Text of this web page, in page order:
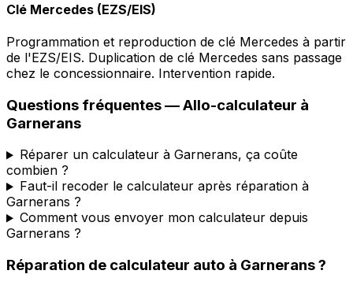
Clé Mercedes (EZS/EIS)
Programmation et reproduction de clé Mercedes à partir
de l'EZS/EIS. Duplication de clé Mercedes sans passage
chez le concessionnaire. Intervention rapide.
Questions fréquentes —Allo-calculateur à
Garnerans
Réparer un calculateur à Garnerans, ça coûte
combien ?
Faut-il recoder le calculateur après réparation à
Garnerans ?
Comment vous envoyer mon calculateur depuis
Garnerans ?
Réparation de calculateur auto à Garnerans?